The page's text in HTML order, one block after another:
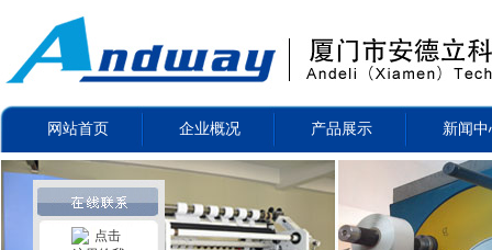
网站首页 企业概况 产品展示 新闻中